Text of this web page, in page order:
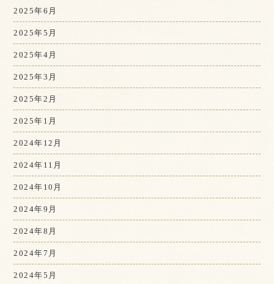
2025年6月
2025年5月
2025年4月
2025年3月
2025年2月
2025年1月
2024年12月
2024年11月
2024年10月
2024年9月
2024年8月
2024年7月
2024年5月